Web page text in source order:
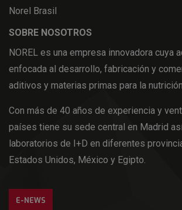
Norel Brasil
SOBRE NOSOTROS
NOREL es una empresa innovadora cuya
enfocada al desarrollo, fabricación y
aditivos y materias primas para la
Con más de 40 años de experiencia y
países tiene su sede central en Madrid
laboratorios de I+D en diferentes
Estados Unidos, México y Egipto.
E-NEWS